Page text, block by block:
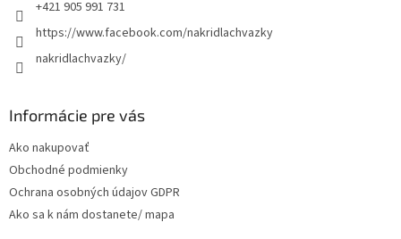
+421 905 991 731
https://www.facebook.com/nakridlachvazky
nakridlachvazky/
Informácie pre vás
Ako nakupovať
Obchodné podmienky
Ochrana osobných údajov GDPR
Ako sa k nám dostanete/ mapa